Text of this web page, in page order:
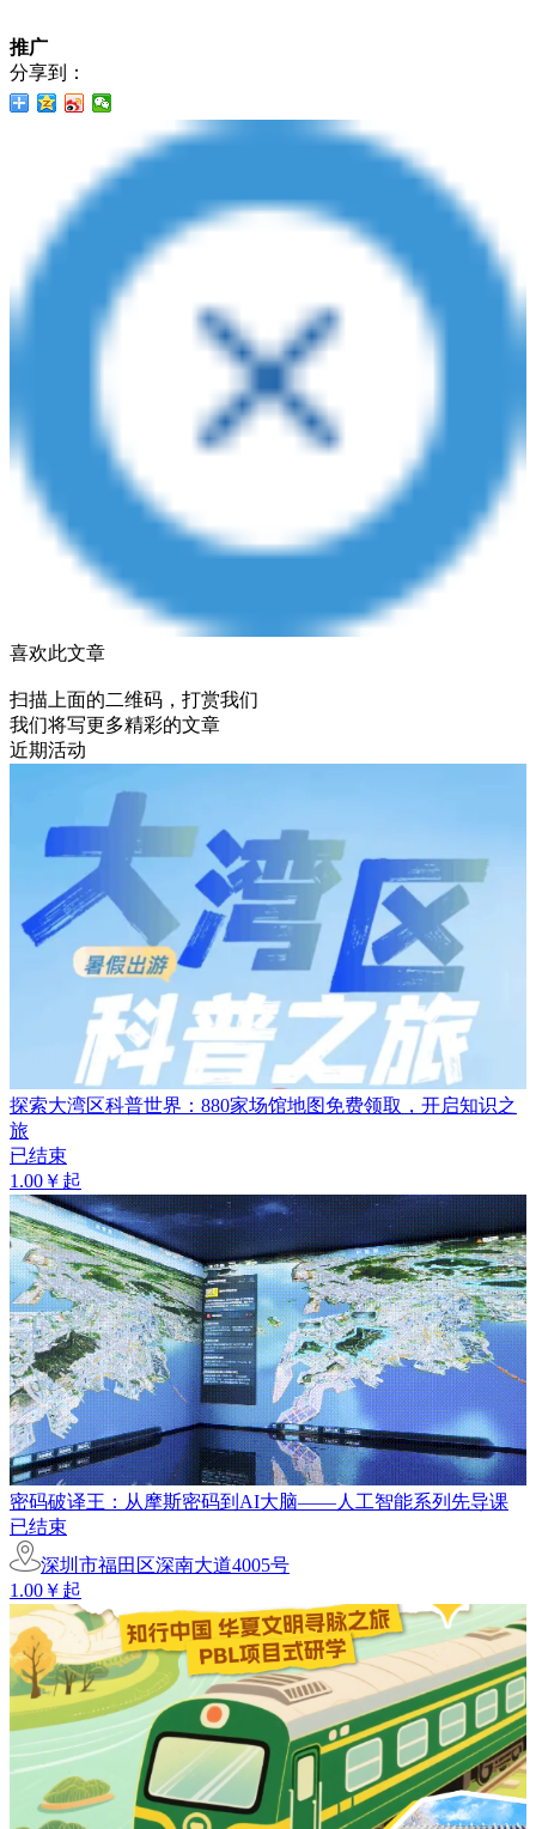
推广
分享到：
喜欢此文章
扫描上面的二维码，打赏我们
我们将写更多精彩的文章
近期活动
探索大湾区科普世界：880家场馆地图免费领取，开启知识之
旅
已结束
1.00￥起
密码破译王：从摩斯密码到AI大脑——人工智能系列先导课
已结束
深圳市福田区深南大道4005号
1.00￥起